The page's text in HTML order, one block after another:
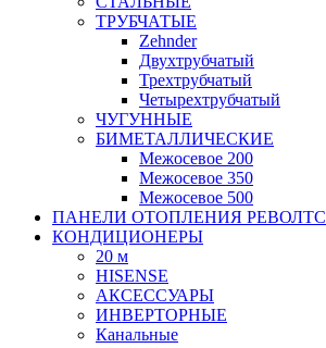
ТРУБЧАТЫЕ
Zehnder
Двухтрубчатый
Трехтрубчатый
Четырехтрубчатый
ЧУГУННЫЕ
БИМЕТАЛЛИЧЕСКИЕ
Межосевое 200
Межосевое 350
Межосевое 500
ПАНЕЛИ ОТОПЛЕНИЯ РЕВОЛТС
КОНДИЦИОНЕРЫ
20 м
HISENSE
АКСЕССУАРЫ
ИНВЕРТОРНЫЕ
Канальные